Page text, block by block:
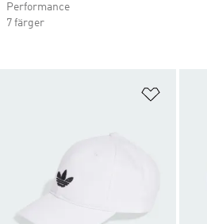
Performance
7 färger